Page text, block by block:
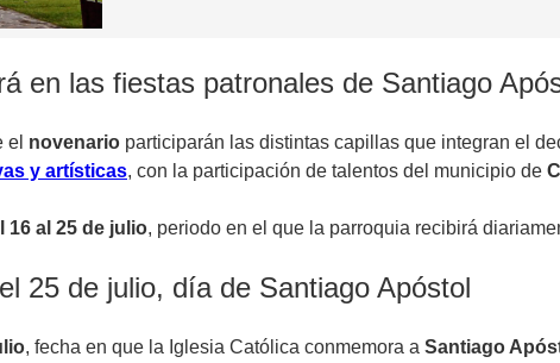
en las fiestas patronales de Santiago
el novenario participarán las distintas capillas que integran el
y artísticas, con la participación de talentos del municipio de
16 al 25 de julio, periodo en el que la parroquia recibirá
25 de julio, día de Santiago Apóstol
, fecha en que la Iglesia Católica conmemora a Santiago